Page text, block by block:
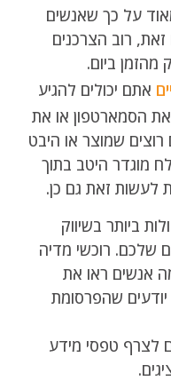
על כך שאנשים
זאת, רוב הצרכנים
ביום.
אתם יכולים להגיע
הסמארטפון או את
שמוצר או היבט
מוגדר היטב בתוך
לעשות זאת גם כן.
ביותר בשיווק
שלכם. רוכשי מדיה
אנשים ראו את
שהפרסומת
לצרף טפסי מידע